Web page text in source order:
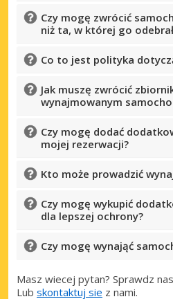
Czy mogę zwrócić
niż ta, w której go
Co to jest polityka
Jak muszę zwrócić
wynajmowanym
Czy mogę dodać
mojej rezerwacji?
Kto może prowadzić
Czy mogę wykupić
dla lepszej ochrony?
Czy mogę wynająć
Masz wiecej pytan? Sprawdz
Lub skontaktuj sie z nami.